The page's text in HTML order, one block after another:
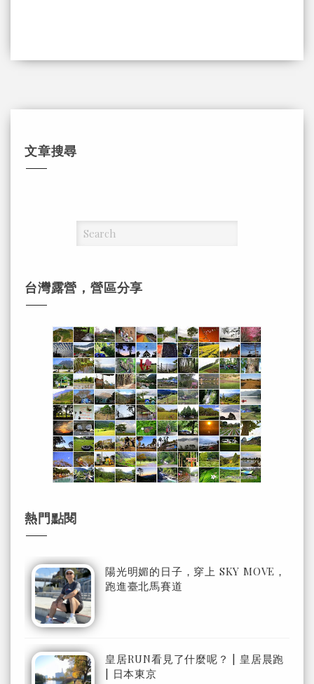
文章搜尋
台灣露營，營區分享
熱門點閱
陽光明媚的日子，穿上 SKY MOVE，
跑進臺北馬賽道
皇居RUN看見了什麼呢？ | 皇居晨跑
| 日本東京